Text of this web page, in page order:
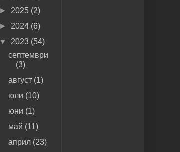
► 2025 (2)
► 2024 (6)
▼ 2023 (54)
септември
(3)
август (1)
юли (10)
юни (1)
май (11)
април (23)